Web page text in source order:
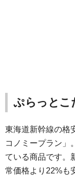
ぷらっとこ
東海道新幹線の格
コノミープラン」
ている商品です。
常価格より22%も